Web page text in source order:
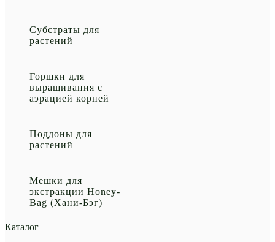
Субстраты для
растений
Горшки для
выращивания с
аэрацией корней
Поддоны для
растений
Мешки для
экстракции Honey-
Bag (Хани-Бэг)
Каталог